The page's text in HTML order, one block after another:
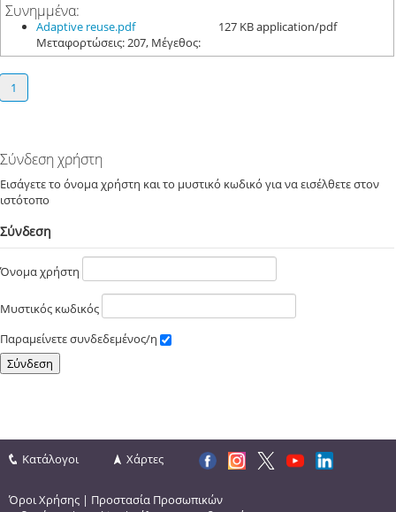
Συνημμένα:
Adaptive reuse.pdf
Μεταφορτώσεις: 207, Μέγεθος:
127 KB application/pdf
1
Σύνδεση χρήστη
Εισάγετε το όνομα χρήστη και το μυστικό κωδικό για να εισέλθετε στον
ιστότοπο
Σύνδεση
Όνομα χρήστη
Μυστικός κωδικός
Παραμείνετε συνδεδεμένος/η
Κατάλογοι Χάρτες
Όροι Χρήσης | Προστασία Προσωπικών